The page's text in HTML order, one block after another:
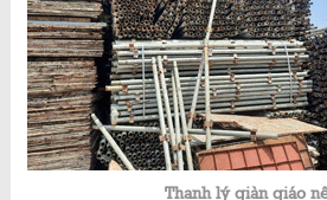
Thanh lý giàn giáo